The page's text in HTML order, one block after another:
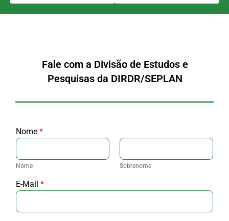
Fale com a Divisão de Estudos e
Pesquisas da DIRDR/SEPLAN
Nome *
Nome Sobrenome
E-Mail *